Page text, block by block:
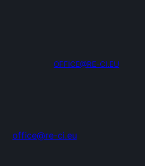
OFFICE@RE-CI.EU
office@re-ci.eu